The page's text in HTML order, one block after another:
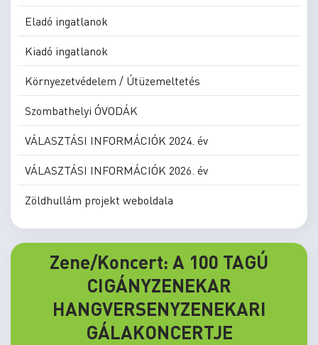
Eladó ingatlanok
Kiadó ingatlanok
Környezetvédelem / Útüzemeltetés
Szombathelyi ÓVODÁK
VÁLASZTÁSI INFORMÁCIÓK 2024. év
VÁLASZTÁSI INFORMÁCIÓK 2026. év
Zöldhullám projekt weboldala
Zene/Koncert: A 100 TAGÚ
CIGÁNYZENEKAR
HANGVERSENYZENEKARI
GÁLAKONCERTJE